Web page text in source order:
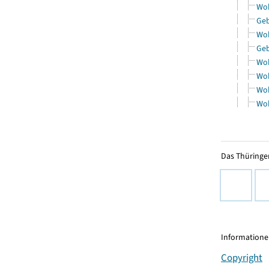
Das
Copyright